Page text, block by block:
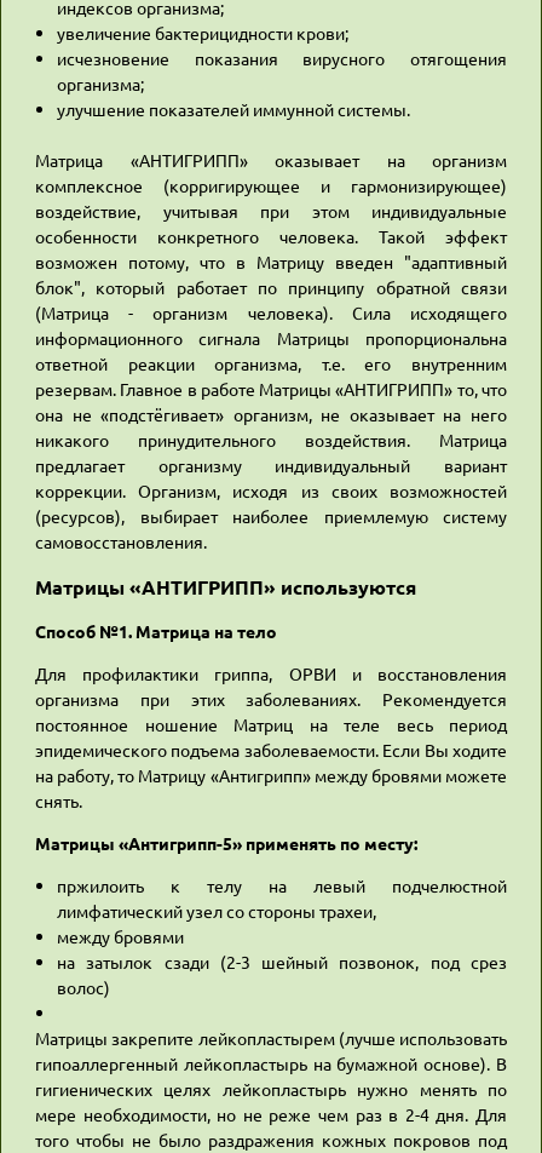
индексов организма;
увеличение бактерицидности крови;
исчезновение показания вирусного отягощения
организма;
улучшение показателей иммунной системы.
Матрица «АНТИГРИПП» оказывает на организм
комплексное (корригирующее и гармонизирующее)
воздействие, учитывая при этом индивидуальные
особенности конкретного человека. Такой эффект
возможен потому, что в Матрицу введен "адаптивный
блок", который работает по принципу обратной связи
(Матрица - организм человека). Сила исходящего
информационного сигнала Матрицы пропорциональна
ответной реакции организма, т.е. его внутренним
резервам. Главное в работе Матрицы «АНТИГРИПП» то, что
она не «подстёгивает» организм, не оказывает на него
никакого принудительного воздействия. Матрица
предлагает организму индивидуальный вариант
коррекции. Организм, исходя из своих возможностей
(ресурсов), выбирает наиболее приемлемую систему
самовосстановления.
Матрицы «АНТИГРИПП» используются
Способ №1. Матрица на тело
Для профилактики гриппа, ОРВИ и восстановления
организма при этих заболеваниях. Рекомендуется
постоянное ношение Матриц на теле весь период
эпидемического подъема заболеваемости. Если Вы ходите
на работу, то Матрицу «Антигрипп» между бровями можете
снять.
Матрицы «Антигрипп-5» применять по месту:
пржилоить к телу на левый подчелюстной
лимфатический узел со стороны трахеи,
между бровями
на затылок сзади (2-3 шейный позвонок, под срез
волос)
Матрицы закрепите лейкопластырем (лучше использовать
гипоаллергенный лейкопластырь на бумажной основе). В
гигиенических целях лейкопластырь нужно менять по
мере необходимости, но не реже чем раз в 2-4 дня. Для
того чтобы не было раздражения кожных покровов под